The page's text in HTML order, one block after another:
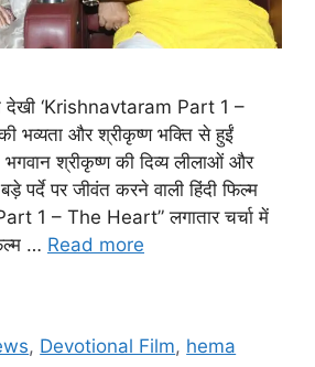
ने देखी ‘Krishnavtaram Part 1 –
भव्यता और श्रीकृष्ण भक्ति से हुईं
भगवान श्रीकृष्ण की दिव्य लीलाओं और
पर्दे पर जीवंत करने वाली हिंदी फिल्म
1 – The Heart” लगातार चर्चा में
… Read more
, Devotional Film, hema